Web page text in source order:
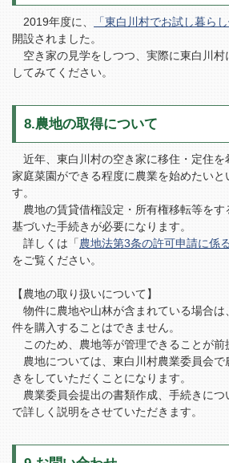
2019年度に、 「東白川村でお試し暮らし
開設されました。
空き家の見学をしつつ、実際に東白川村
してみてください。
8.農地の取得について
近年、東白川村の空き家に移住・定住を
家庭菜園ができる程度に農業を始めたいと
す。
農地の賃貸借権設定・所有権移転等をす
基づいた手続きが必要になります。
詳しくは「農地法第3条の許可申請に係
をご覧ください。
【農地の取り扱いについて】
物件に農地や山林が含まれている場合は
件を購入することはできません。
このため、農地等が管理できることが前
農地については、東白川村農業委員会で
きをしていただくことになります。
農業委員会提出の書類作成、手続きにつ
で詳しく説明をさせていただきます。